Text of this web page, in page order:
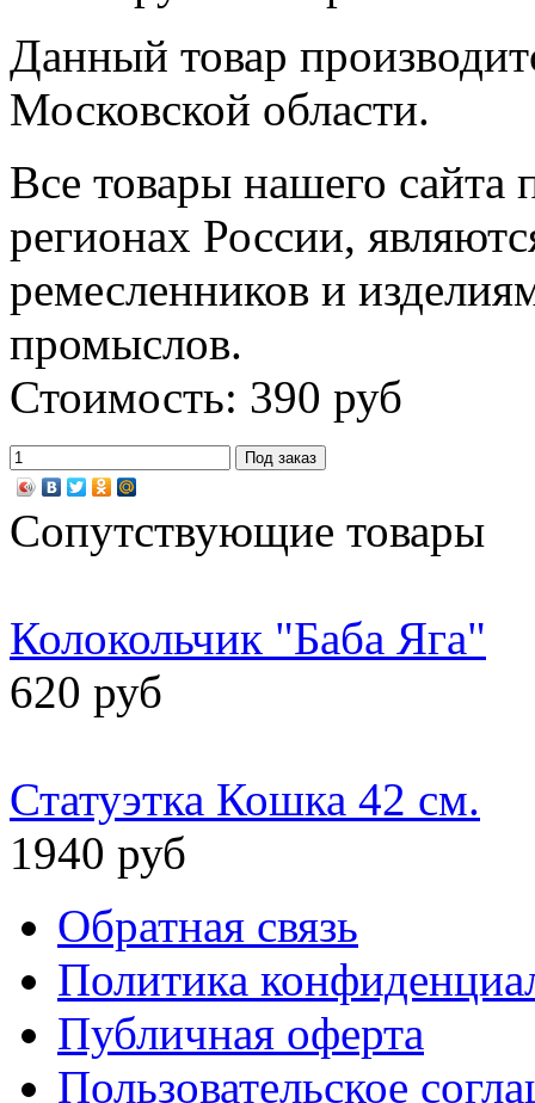
Данный товар
Московской области.
Все товары нашего сайта
регионах России,
ремесленников и
промыслов.
Стоимость: 390 руб
Сопутствующие товары
Колокольчик "Баба Яга"
620 руб
Статуэтка Кошка 42 см.
1940 руб
Обратная связь
Политика
Публичная оферта
Пользовательское